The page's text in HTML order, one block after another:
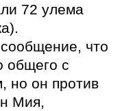
72 улема
что
общего с
но он против
Мия,